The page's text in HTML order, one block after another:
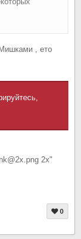
, ето
2x"
0